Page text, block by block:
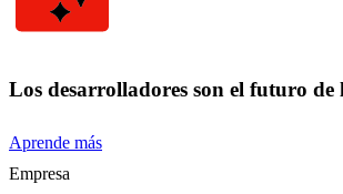
Los desarrolladores son el futuro de
Aprende más
Empresa